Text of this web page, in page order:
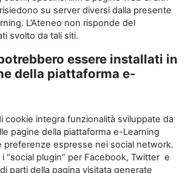
su server diversi dalla presente
L’Ateneo non risponde del
svolto da tali siti.
essere installati in
della piattaforma e-
cookie integra funzionalità sviluppate da
pagine della piattaforma e-Learning
preferenze espresse nei social network.
“social plugin” per Facebook, Twitter e
parti della pagina visitata generate